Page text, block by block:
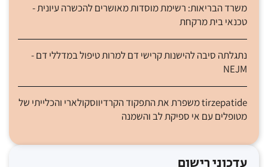
משרד הבריאות: רשימת מוסדות מאושרים להכשרה עיונית -
טכנאי בית מרקחת
נתגלתה סיבה להישנות קרישי דם למרות טיפול במדללי דם -
NEJM
tirzepatide משפרת את התפקוד הקרדיווסקולארי והכלייתי של
מטופלים עם אי ספיקת לב והשמנה
עדכוני רישום